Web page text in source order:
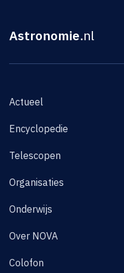
Astronomie.nl
Actueel
Encyclopedie
Telescopen
Organisaties
Onderwijs
Over NOVA
Colofon